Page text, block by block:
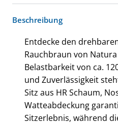
Beschreibung
Entdecke den
Rauchbraun von
Belastbarkeit von ca.
und Zuverlässigkeit
Sitz aus HR Schaum,
Watteabdeckung
Sitzerlebnis, während